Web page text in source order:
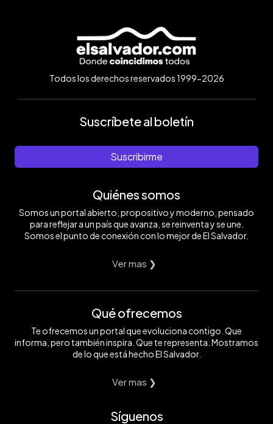
Todos los derechos reservados 1999-2026
Suscríbete al boletín
Suscribirme
Quiénes somos
Somos un portal abierto, propositivo y moderno, pensado
para reflejar a un país que avanza, se reinventa y se une.
Somos el punto de conexión con lo mejor de El Salvador.
Ver mas ❯
Qué ofrecemos
Te ofrecemos un portal que evoluciona contigo. Que
informa, pero también inspira. Que te representa. Mostramos
de lo que está hecho El Salvador.
Ver mas ❯
Síguenos